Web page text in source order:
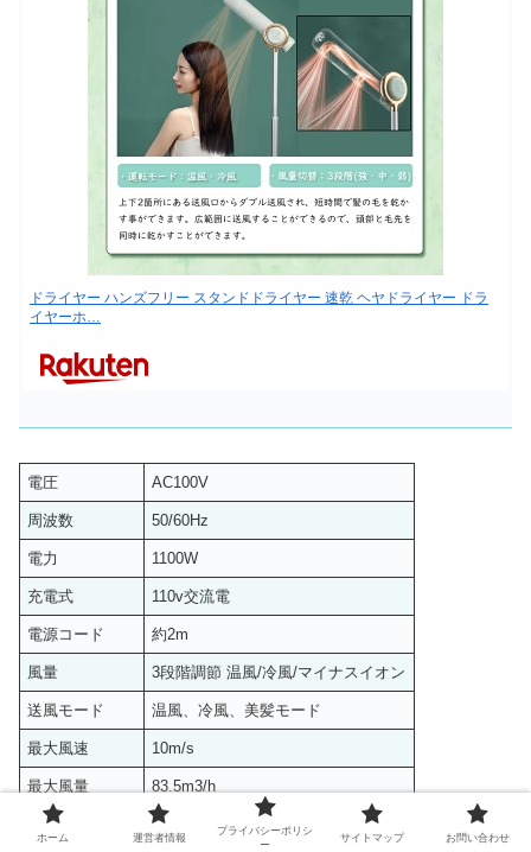
ドライヤー ハンズフリー スタンドドライヤー 速乾 ヘヤドライヤー ドラ
イヤーホ…
電圧 AC100V
周波数 50/60Hz
電力 1100W
充電式 110v交流電
電源コード 約2m
風量 3段階調節 温風/冷風/マイナスイオン
送風モード 温風、冷風、美髪モード
最大風速 10m/s
最大風量 83.5m3/h
最大風温 82℃
ホーム 運営者情報
プライバシーポリシ
ー
サイトマップ お問い合わせ